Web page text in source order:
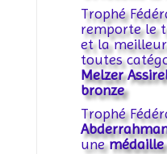
Trophé
remporte le
et la
toutes
Melzer
bronze
Trophé
unemédaille